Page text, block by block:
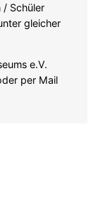
/ Schüler
gleicher
e.V.
per Mail